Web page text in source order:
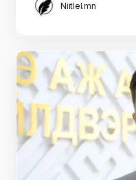
Niitlel.mn